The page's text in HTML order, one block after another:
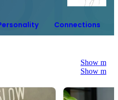
Connections
Show more
Show more